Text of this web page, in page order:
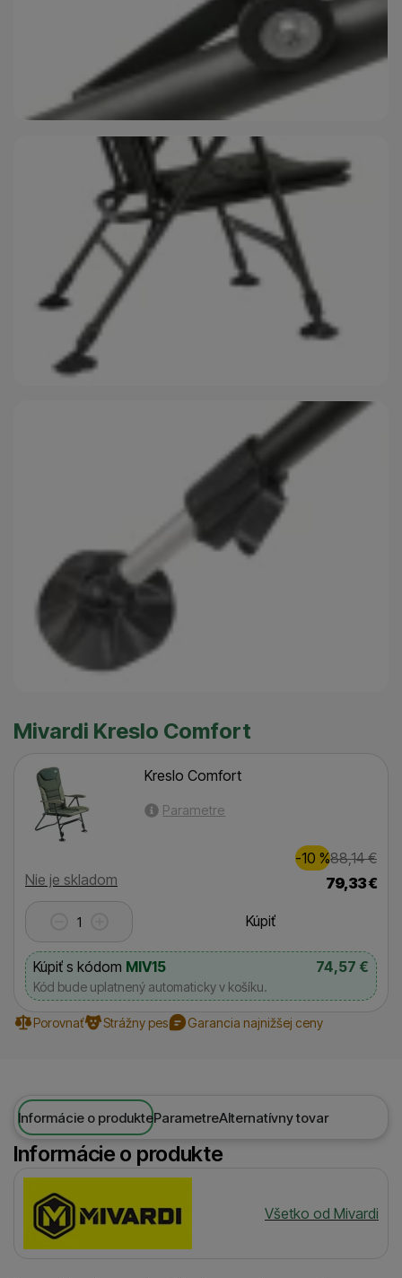
Mivardi Kreslo Comfort
Dostupnosť
Nie je skladom
Kreslo Comfort
Parametre
88,14€
Zľava
9,00€
(
-10 %
)
79,33€
Kúpiť
Kúpiť s kódom MIV15
Kód bude uplatnený automaticky v košíku.
74,57 €
Porovnať Strážny pes Garancia najnižšej ceny
Informácie o produkteParametreAlternatívny tovar
Informácie o produkte
Výrobca
Všetko od Mivardi